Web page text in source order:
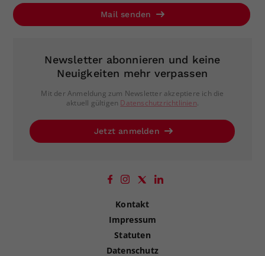
Mail senden
Newsletter abonnieren und keine
Neuigkeiten mehr verpassen
Mit der Anmeldung zum Newsletter akzeptiere ich die
aktuell gültigen Datenschutzrichtlinien.
Jetzt anmelden
Kontakt
Impressum
Statuten
Datenschutz